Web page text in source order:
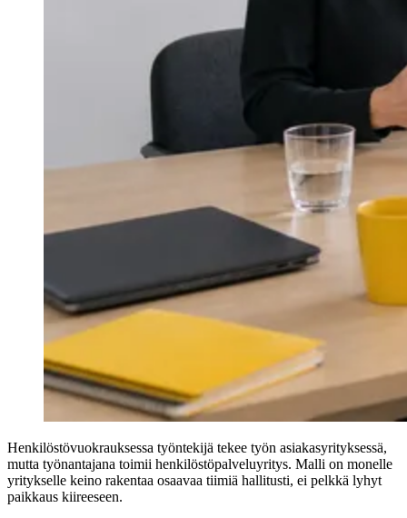
Henkilöstövuokrauksessa työntekijä tekee työn asiakasyrityksessä,
mutta työnantajana toimii henkilöstöpalveluyritys. Malli on monelle
yritykselle keino rakentaa osaavaa tiimiä hallitusti, ei pelkkä lyhyt
paikkaus kiireeseen.